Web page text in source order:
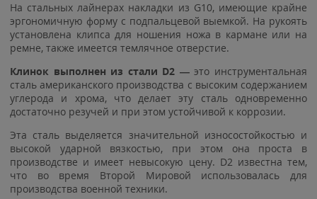
На стальных лайнерах накладки из G10, имеющие крайне
эргономичную форму с подпальцевой выемкой. На рукоять
установлена клипса для ношения ножа в кармане или на
ремне, также имеется темлячное отверстие.
Клинок выполнен из стали D2 —это инструментальная
сталь американского производства с высоким содержанием
углерода и хрома, что делает эту сталь одновременно
достаточно резучей и при этом устойчивой к коррозии.
Эта сталь выделяется значительной износостойкостью и
высокой ударной вязкостью, при этом она проста в
производстве и имеет невысокую цену. D2 известна тем,
что во время Второй Мировой использовалась для
производства военной техники.